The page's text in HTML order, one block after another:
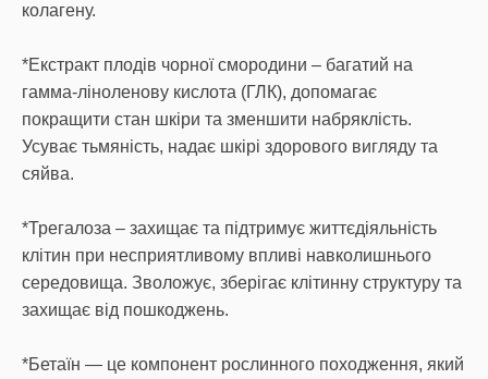
колагену.
*Екстракт плодів чорної смородини – багатий на
гамма-ліноленову кислота (ГЛК), допомагає
покращити стан шкіри та зменшити набряклість.
Усуває тьмяність, надає шкірі здорового вигляду та
сяйва.
*Трегалоза – захищає та підтримує життєдіяльність
клітин при несприятливому впливі навколишнього
середовища. Зволожує, зберігає клітинну структуру та
захищає від пошкоджень.
*Бетаїн — це компонент рослинного походження, який